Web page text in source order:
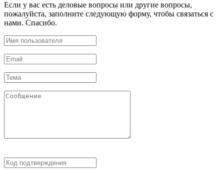
Если у вас есть деловые вопросы или другие вопросы,
пожалуйста, заполните следующую форму, чтобы связаться с
нами. Спасибо.